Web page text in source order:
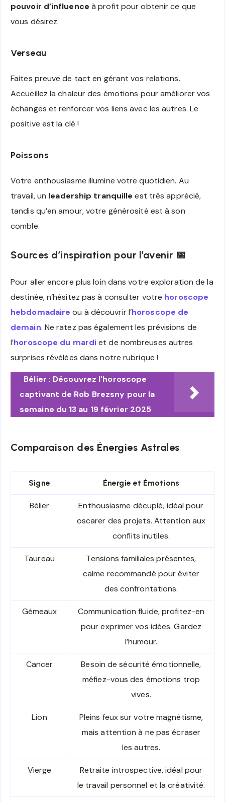
pouvoir d’influence à profit pour obtenir ce que
vous désirez.
Verseau
Faites preuve de tact en gérant vos relations.
Accueillez la chaleur des émotions pour améliorer vos
échanges et renforcer vos liens avec les autres. Le
positive est la clé !
Poissons
Votre enthousiasme illumine votre quotidien. Au
travail, un leadership tranquille est très apprécié,
tandis qu’en amour, votre générosité est à son
comble.
Sources d’inspiration pour l’avenir 📅
Pour aller encore plus loin dans votre exploration de la
destinée, n’hésitez pas à consulter votre horoscope
hebdomadaire ou à découvrir l’horoscope de
demain. Ne ratez pas également les prévisions de
l’horoscope du mardiet de nombreuses autres
surprises révélées dans notre rubrique !
Bélier : Découvrez l'horoscope
captivant de Rob Brezsny pour la
semaine du 13 au 19 février 2025
Comparaison des Énergies Astrales
Signe Énergie et Émotions
Bélier
Enthousiasme décuplé, idéal pour
oscarer des projets. Attention aux
conflits inutiles.
Taureau
Tensions familiales présentes,
calme recommandé pour éviter
des confrontations.
Gémeaux
Communication fluide, profitez-en
pour exprimer vos idées. Gardez
l’humour.
Cancer
Besoin de sécurité émotionnelle,
méfiez-vous des émotions trop
vives.
Lion
Pleins feux sur votre magnétisme,
mais attention à ne pas écraser
les autres.
Vierge
Retraite introspective, idéal pour
le travail personnel et la créativité.